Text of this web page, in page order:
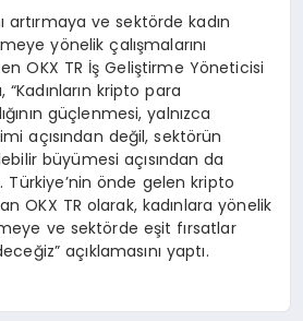
artırmaya ve sektörde kadın
yönelik çalışmalarını
OKX TR İş Geliştirme Yöneticisi
“Kadınların kripto para
güçlenmesi, yalnızca
açısından değil, sektörün
büyümesi açısından da
Türkiye’nin önde gelen kripto
OKX TR olarak, kadınlara yönelik
ve sektörde eşit fırsatlar
açıklamasını yaptı.